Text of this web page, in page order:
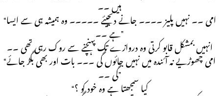
ہیں ۔۔
“امی ۔۔ نہیں پلیز ۔۔۔۔ جانے دیجیئے ۔۔۔۔۔ وہ ہمیشہ ہی سے ایسا
ہے ۔۔”
انہیں بمشکل قابو کرتی وہ دروازے تک پہنچنے سے روک رہی تھی ۔۔
“امی چھوڑیے نہ آئندہ میں نہیں جائوں گی ۔۔۔ بات اور بھی بگڑ جائے
گی ۔۔”
“کیا سمجھتا ہے وہ خود کو ؟